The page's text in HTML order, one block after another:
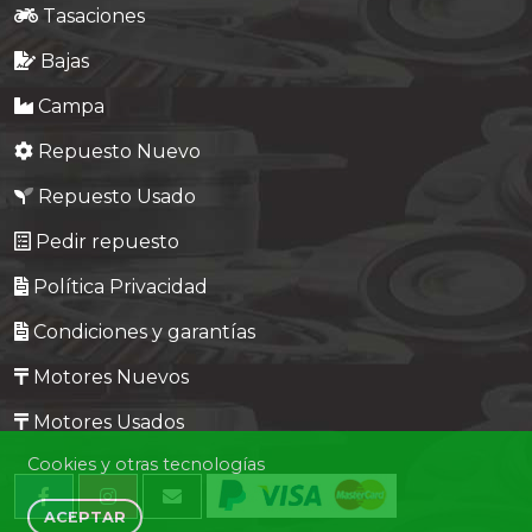
Tasaciones
Bajas
Campa
Repuesto Nuevo
Repuesto Usado
Pedir repuesto
Política Privacidad
Condiciones y garantías
Motores Nuevos
Motores Usados
Cookies y otras tecnologías
ACEPTAR